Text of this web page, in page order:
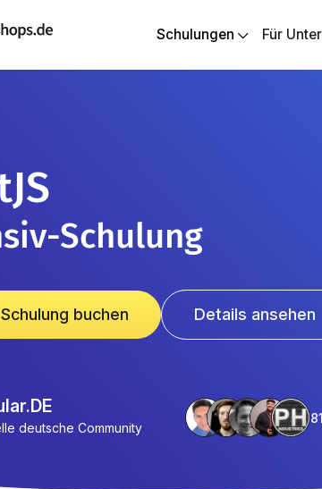
Schulungen Für
Schulung
buchen Details ansehen
deutsche Community
81